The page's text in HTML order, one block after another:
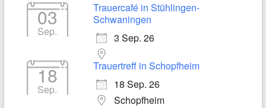
03
Sep.
Trauercafé in Stühlingen-
Schwaningen
3 Sep. 26
18
Sep.
Trauertreff in Schopfheim
18 Sep. 26
Schopfheim